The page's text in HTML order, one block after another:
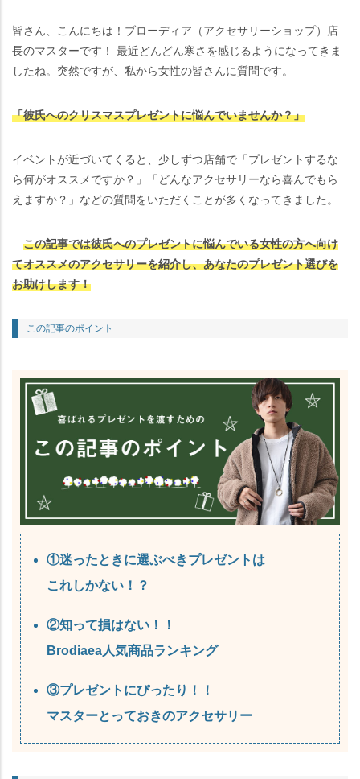
皆さん、こんにちは！ブローディア（アクセサリーショップ）店
長のマスターです！ 最近どんどん寒さを感じるようになってきま
したね。突然ですが、私から女性の皆さんに質問です。
「彼氏へのクリスマスプレゼントに悩んでいませんか？」
イベントが近づいてくると、少しずつ店舗で「プレゼントするな
ら何がオススメですか？」「どんなアクセサリーなら喜んでもら
えますか？」などの質問をいただくことが多くなってきました。
この記事では彼氏へのプレゼントに悩んでいる女性の方へ向け
てオススメのアクセサリーを紹介し、あなたのプレゼント選びを
お助けします！
この記事のポイント
①迷ったときに選ぶべきプレゼントは
これしかない！？
②知って損はない！！
Brodiaea人気商品ランキング
③プレゼントにぴったり！！
マスターとっておきのアクセサリー